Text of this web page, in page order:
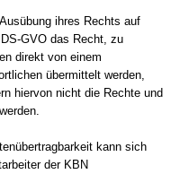
ihres Rechts auf
GVO das Recht, zu
direkt von einem
übermittelt werden,
hiervon nicht die Rechte und
kann sich
der KBN